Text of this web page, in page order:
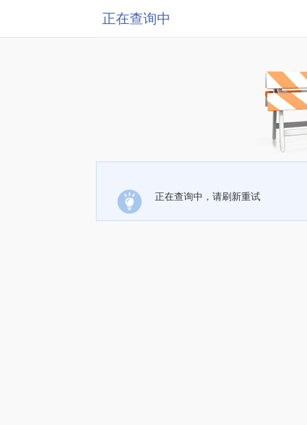
正在查询中
正在查询中，请刷新重试